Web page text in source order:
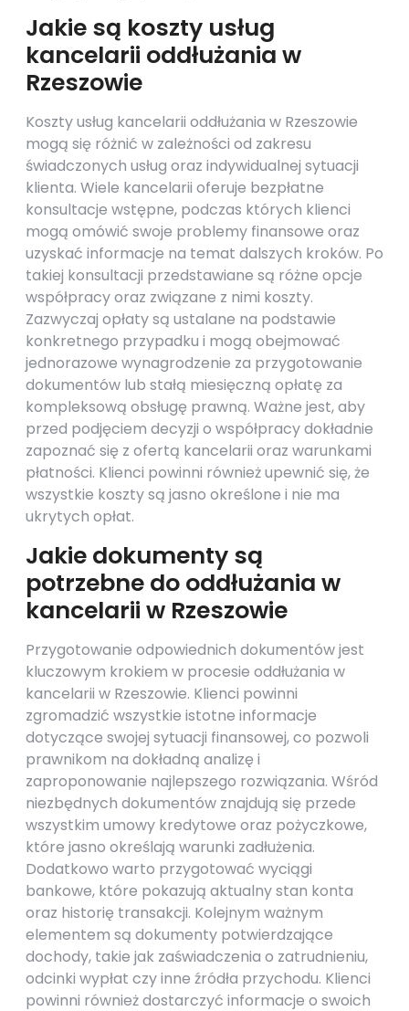
Jakie są koszty usług
kancelarii oddłużania w
Rzeszowie
Koszty usług kancelarii oddłużania w Rzeszowie
mogą się różnić w zależności od zakresu
świadczonych usług oraz indywidualnej sytuacji
klienta. Wiele kancelarii oferuje bezpłatne
konsultacje wstępne, podczas których klienci
mogą omówić swoje problemy finansowe oraz
uzyskać informacje na temat dalszych kroków. Po
takiej konsultacji przedstawiane są różne opcje
współpracy oraz związane z nimi koszty.
Zazwyczaj opłaty są ustalane na podstawie
konkretnego przypadku i mogą obejmować
jednorazowe wynagrodzenie za przygotowanie
dokumentów lub stałą miesięczną opłatę za
kompleksową obsługę prawną. Ważne jest, aby
przed podjęciem decyzji o współpracy dokładnie
zapoznać się z ofertą kancelarii oraz warunkami
płatności. Klienci powinni również upewnić się, że
wszystkie koszty są jasno określone i nie ma
ukrytych opłat.
Jakie dokumenty są
potrzebne do oddłużania w
kancelarii w Rzeszowie
Przygotowanie odpowiednich dokumentów jest
kluczowym krokiem w procesie oddłużania w
kancelarii w Rzeszowie. Klienci powinni
zgromadzić wszystkie istotne informacje
dotyczące swojej sytuacji finansowej, co pozwoli
prawnikom na dokładną analizę i
zaproponowanie najlepszego rozwiązania. Wśród
niezbędnych dokumentów znajdują się przede
wszystkim umowy kredytowe oraz pożyczkowe,
które jasno określają warunki zadłużenia.
Dodatkowo warto przygotować wyciągi
bankowe, które pokazują aktualny stan konta
oraz historię transakcji. Kolejnym ważnym
elementem są dokumenty potwierdzające
dochody, takie jak zaświadczenia o zatrudnieniu,
odcinki wypłat czy inne źródła przychodu. Klienci
powinni również dostarczyć informacje o swoich